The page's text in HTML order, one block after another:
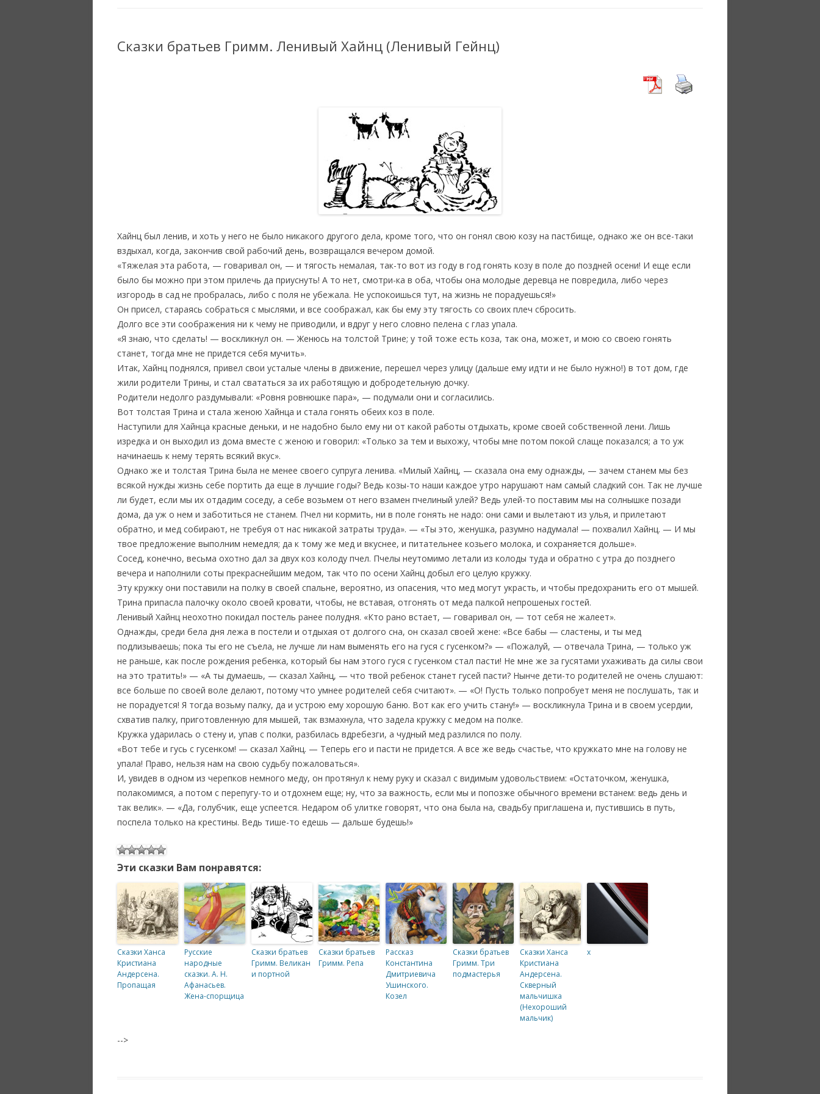
Сказки братьев Гримм. Ленивый Хайнц (Ленивый Гейнц)
Хайнц был ленив, и хоть у него не было никакого другого дела, кроме того, что он гонял свою козу на пастбище, однако же он все-таки
вздыхал, когда, закончив свой рабочий день, возвращался вечером домой.
«Тяжелая эта работа, — говаривал он, — и тягость немалая, так-то вот из году в год гонять козу в поле до поздней осени! И еще если
было бы можно при этом прилечь да приуснуть! А то нет, смотри-ка в оба, чтобы она молодые деревца не повредила, либо через
изгородь в сад не пробралась, либо с поля не убежала. Не успокоишься тут, на жизнь не порадуешься!»
Он присел, стараясь собраться с мыслями, и все соображал, как бы ему эту тягость со своих плеч сбросить.
Долго все эти соображения ни к чему не приводили, и вдруг у него словно пелена с глаз упала.
«Я знаю, что сделать! — воскликнул он. — Женюсь на толстой Трине; у той тоже есть коза, так она, может, и мою со своею гонять
станет, тогда мне не придется себя мучить».
Итак, Хайнц поднялся, привел свои усталые члены в движение, перешел через улицу (дальше ему идти и не было нужно!) в тот дом, где
жили родители Трины, и стал свататься за их работящую и добродетельную дочку.
Родители недолго раздумывали: «Ровня ровнюшке пара», — подумали они и согласились.
Вот толстая Трина и стала женою Хайнца и стала гонять обеих коз в поле.
Наступили для Хайнца красные деньки, и не надобно было ему ни от какой работы отдыхать, кроме своей собственной лени. Лишь
изредка и он выходил из дома вместе с женою и говорил: «Только за тем и выхожу, чтобы мне потом покой слаще показался; а то уж
начинаешь к нему терять всякий вкус».
Однако же и толстая Трина была не менее своего супруга ленива. «Милый Хайнц, — сказала она ему однажды, — зачем станем мы без
всякой нужды жизнь себе портить да еще в лучшие годы? Ведь козы-то наши каждое утро нарушают нам самый сладкий сон. Так не лучше
ли будет, если мы их отдадим соседу, а себе возьмем от него взамен пчелиный улей? Ведь улей-то поставим мы на солнышке позади
дома, да уж о нем и заботиться не станем. Пчел ни кормить, ни в поле гонять не надо: они сами и вылетают из улья, и прилетают
обратно, и мед собирают, не требуя от нас никакой затраты труда». — «Ты это, женушка, разумно надумала! — похвалил Хайнц. — И мы
твое предложение выполним немедля; да к тому же мед и вкуснее, и питательнее козьего молока, и сохраняется дольше».
Сосед, конечно, весьма охотно дал за двух коз колоду пчел. Пчелы неутомимо летали из колоды туда и обратно с утра до позднего
вечера и наполнили соты прекраснейшим медом, так что по осени Хайнц добыл его целую кружку.
Эту кружку они поставили на полку в своей спальне, вероятно, из опасения, что мед могут украсть, и чтобы предохранить его от мышей.
Трина припасла палочку около своей кровати, чтобы, не вставая, отгонять от меда палкой непрошеных гостей.
Ленивый Хайнц неохотно покидал постель ранее полудня. «Кто рано встает, — говаривал он, — тот себя не жалеет».
Однажды, среди бела дня лежа в постели и отдыхая от долгого сна, он сказал своей жене: «Все бабы — сластены, и ты мед
подлизываешь; пока ты его не съела, не лучше ли нам выменять его на гуся с гусенком?» — «Пожалуй, — отвечала Трина, — только уж
не раньше, как после рождения ребенка, который бы нам этого гуся с гусенком стал пасти! Не мне же за гусятами ухаживать да силы свои
на это тратить!» — «А ты думаешь, — сказал Хайнц, — что твой ребенок станет гусей пасти? Нынче дети-то родителей не очень слушают:
все больше по своей воле делают, потому что умнее родителей себя считают». — «О! Пусть только попробует меня не послушать, так и
не порадуется! Я тогда возьму палку, да и устрою ему хорошую баню. Вот как его учить стану!» — воскликнула Трина и в своем усердии,
схватив палку, приготовленную для мышей, так взмахнула, что задела кружку с медом на полке.
Кружка ударилась о стену и, упав с полки, разбилась вдребезги, а чудный мед разлился по полу.
«Вот тебе и гусь с гусенком! — сказал Хайнц. — Теперь его и пасти не придется. А все же ведь счастье, что кружкато мне на голову не
упала! Право, нельзя нам на свою судьбу пожаловаться».
И, увидев в одном из черепков немного меду, он протянул к нему руку и сказал с видимым удовольствием: «Остаточком, женушка,
полакомимся, а потом с перепугу-то и отдохнем еще; ну, что за важность, если мы и попозже обычного времени встанем: ведь день и
так велик». — «Да, голубчик, еще успеется. Недаром об улитке говорят, что она была на, свадьбу приглашена и, пустившись в путь,
поспела только на крестины. Ведь тише-то едешь — дальше будешь!»
Эти сказки Вам понравятся:
Сказки Ханса
Кристиана
Андерсена.
Пропащая
Русские
народные
сказки. А. Н.
Афанасьев.
Жена-спорщица
Сказки братьев
Гримм. Великан
и портной
Сказки братьев
Гримм. Репа
Рассказ
Константина
Дмитриевича
Ушинского.
Козел
Сказки братьев
Гримм. Три
подмастерья
Сказки Ханса
Кристиана
Андерсена.
Скверный
мальчишка
(Нехороший
мальчик)
x
-->